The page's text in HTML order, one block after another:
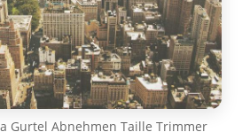
Gurtel Abnehmen Taille Trimmer